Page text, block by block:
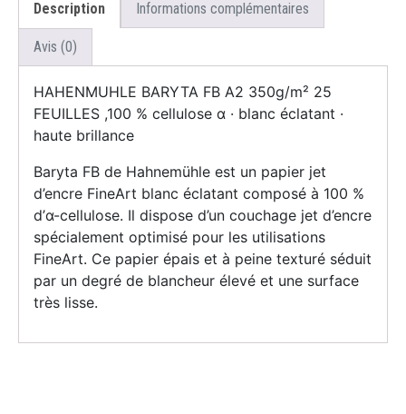
Description Informations complémentaires
Avis (0)
HAHENMUHLE BARYTA FB A2 350g/m² 25
FEUILLES ,100 % cellulose α · blanc éclatant ·
haute brillance
Baryta FB de Hahnemühle est un papier jet
d’encre FineArt blanc éclatant composé à 100 %
d’α-cellulose. Il dispose d’un couchage jet d’encre
spécialement optimisé pour les utilisations
FineArt. Ce papier épais et à peine texturé séduit
par un degré de blancheur élevé et une surface
très lisse.